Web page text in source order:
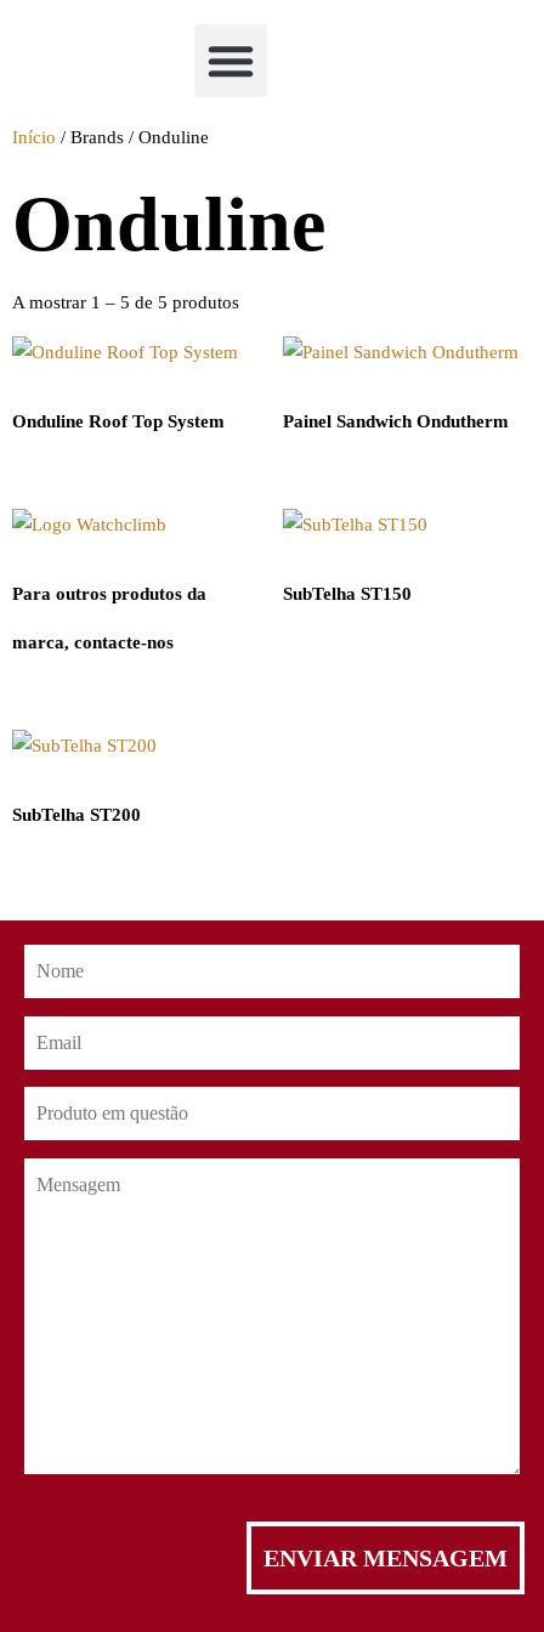
Início / Brands / Onduline
Onduline
A mostrar 1 – 5 de 5 produtos
Onduline Roof Top System Painel Sandwich Ondutherm
Para outros produtos da
marca, contacte-nos
SubTelha ST150
SubTelha ST200